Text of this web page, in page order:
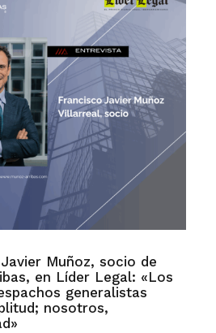
Muñoz, socio de
en Líder Legal: «Los
generalistas
nosotros,